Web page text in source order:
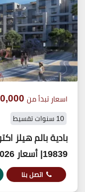
اسعار تبدأ من
10 سنوات تقسيط
19839| أسعار 2026
اتصل بنا